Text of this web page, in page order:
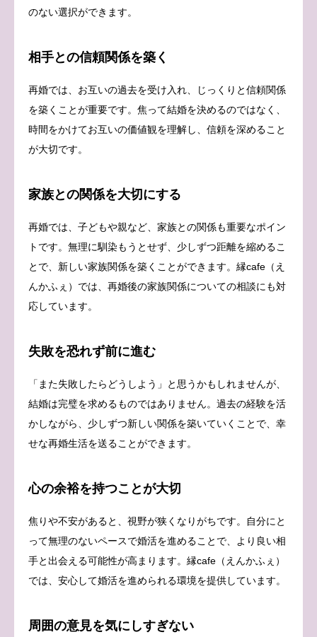
のない選択ができます。
相手との信頼関係を築く
再婚では、お互いの過去を受け入れ、じっくりと信頼関係
を築くことが重要です。焦って結婚を決めるのではなく、
時間をかけてお互いの価値観を理解し、信頼を深めること
が大切です。
家族との関係を大切にする
再婚では、子どもや親など、家族との関係も重要なポイン
トです。無理に馴染もうとせず、少しずつ距離を縮めるこ
とで、新しい家族関係を築くことができます。縁cafe（え
んかふぇ）では、再婚後の家族関係についての相談にも対
応しています。
失敗を恐れず前に進む
「また失敗したらどうしよう」と思うかもしれませんが、
結婚は完璧を求めるものではありません。過去の経験を活
かしながら、少しずつ新しい関係を築いていくことで、幸
せな再婚生活を送ることができます。
心の余裕を持つことが大切
焦りや不安があると、視野が狭くなりがちです。自分にと
って無理のないペースで婚活を進めることで、より良い相
手と出会える可能性が高まります。縁cafe（えんかふぇ）
では、安心して婚活を進められる環境を提供しています。
周囲の意見を気にしすぎない